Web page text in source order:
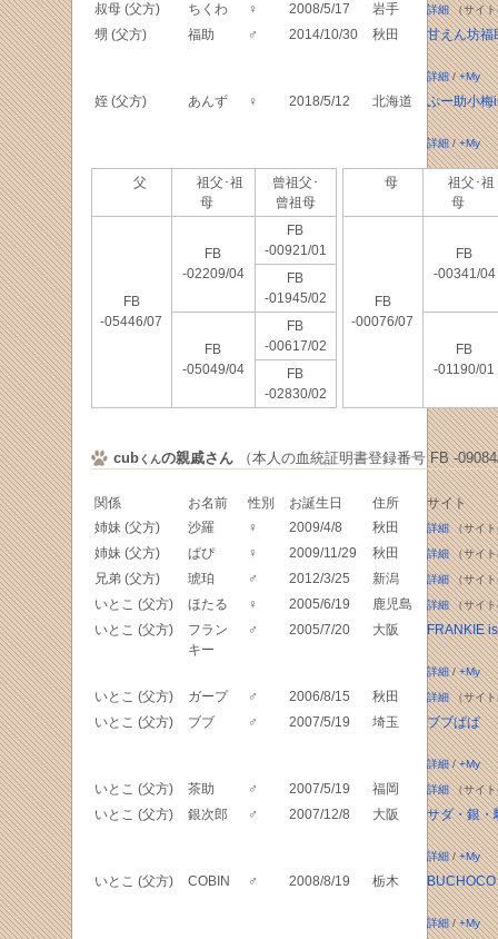
叔母 (父方) ちくわ ♀ 2008/5/17 岩手 詳細（サイト
甥 (父方) 福助 ♂ 2014/10/30 秋田 甘えん坊福
詳細/+My
姪 (父方) あんず ♀ 2018/5/12 北海道 ぷー助小梅
詳細/+My
父
祖父･祖
母
曾祖父･
曾祖母
FB
-05446/07
FB
-02209/04
FB
-00921/01
FB
-01945/02
FB
-05049/04
FB
-00617/02
FB
-02830/02
母
祖父･祖
母
FB
-00076/07
FB
-00341/04
FB
-01190/01
cubくんの親戚さん（本人の血統証明書登録番号 FB -
関係 お名前 性別 お誕生日 住所
サイト
姉妹 (父方)
沙羅 ♀ 2009/4/8 秋田 詳細（サイト
姉妹 (父方) ぱぴ ♀ 2009/11/29 秋田 詳細（サイト
兄弟 (父方) 琥珀 ♂ 2012/3/25 新潟 詳細（サイト
いとこ (父方) ほたる ♀ 2005/6/19 鹿児島 詳細（サイト
いとこ (父方)
フラン
キー
♂ 2005/7/20 大阪 FRANKIE
詳細/+My
いとこ (父方) ガープ ♂ 2006/8/15 秋田 詳細（サイト
いとこ (父方) ブブ ♂ 2007/5/19 埼玉 ブブぱぱ
詳細/+My
いとこ (父方) 茶助 ♂ 2007/5/19 福岡 詳細（サイト
いとこ (父方) 銀次郎 ♂ 2007/12/8 大阪 サダ・銀・
詳細/+My
いとこ (父方) COBIN ♂ 2008/8/19 栃木
詳細/+My